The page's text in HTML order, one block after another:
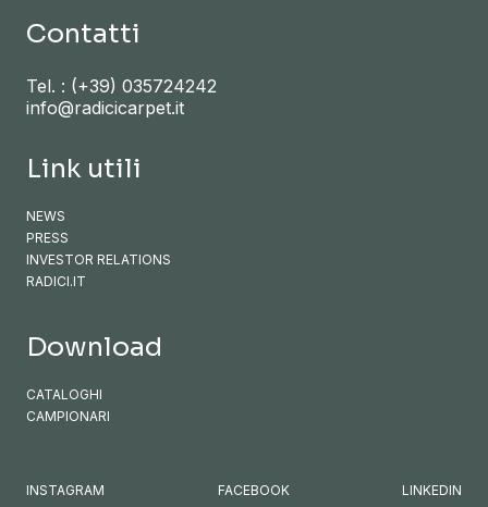
Contatti
Tel. : (+39) 035724242
info@radicicarpet.it
Link utili
NEWS
PRESS
INVESTOR RELATIONS
RADICI.IT
Download
CATALOGHI
CAMPIONARI
INSTAGRAM FACEBOOK LINKEDIN